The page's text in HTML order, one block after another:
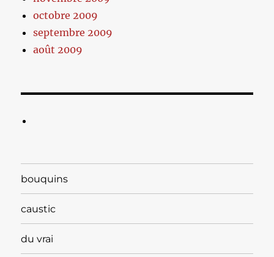
octobre 2009
septembre 2009
août 2009
bouquins
caustic
du vrai